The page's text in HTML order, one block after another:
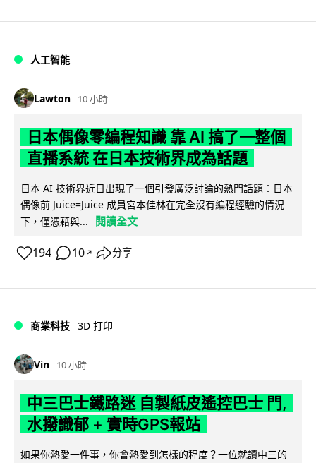
人工智能
Lawton 10 小時
日本偶像零編程知識 靠 AI 搞了一整個
直播系統 在日本技術界成為話題
日本 AI 技術界近日出現了一個引發廣泛討論的熱門話題：日本
偶像前 Juice=Juice 成員宮本佳林在完全沒有編程經驗的情況
下，僅憑藉與...
閱讀全文
194 10 ↗ 分享
商業科技 3D 打印
Vin 10 小時
中三巴士鐵路迷 自製紙皮遙控巴士 門,
水撥識郁 + 實時GPS報站
如果你熱愛一件事，你會熱愛到怎樣的程度？一位就讀中三的